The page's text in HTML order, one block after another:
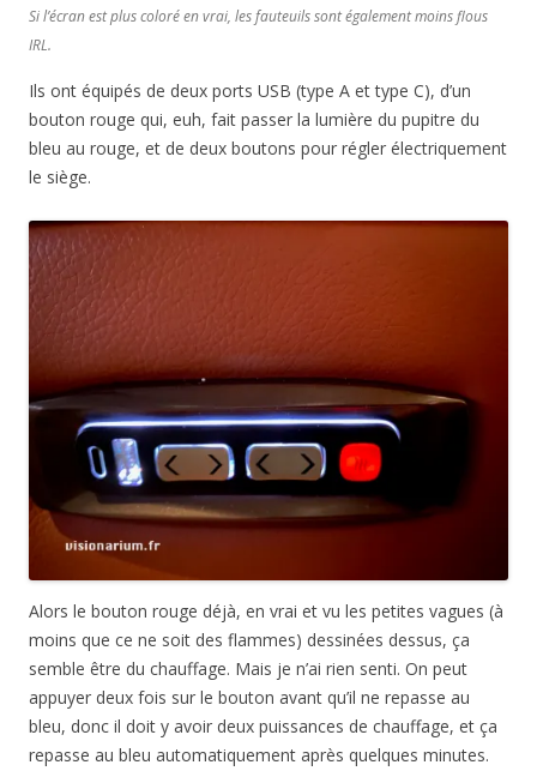
Si l’écran est plus coloré en vrai, les fauteuils sont également moins flous
IRL.
Ils ont équipés de deux ports USB (type A et type C), d’un
bouton rouge qui, euh, fait passer la lumière du pupitre du
bleu au rouge, et de deux boutons pour régler électriquement
le siège.
Alors le bouton rouge déjà, en vrai et vu les petites vagues (à
moins que ce ne soit des flammes) dessinées dessus, ça
semble être du chauffage. Mais je n’ai rien senti. On peut
appuyer deux fois sur le bouton avant qu’il ne repasse au
bleu, donc il doit y avoir deux puissances de chauffage, et ça
repasse au bleu automatiquement après quelques minutes.